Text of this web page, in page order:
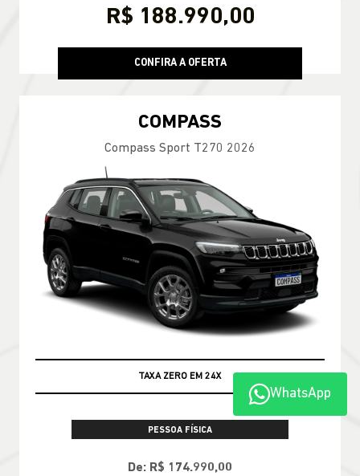
R$ 188.990,00
CONFIRA A OFERTA
COMPASS
Compass Sport T270 2026
TAXA ZERO EM 24X
PESSOA FÍSICA
De: R$ 174.990,00
WhatsApp